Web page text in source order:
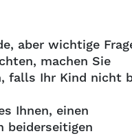
aber wichtige
machen Sie
falls Ihr Kind nicht
Ihnen, einen
beiderseitigen